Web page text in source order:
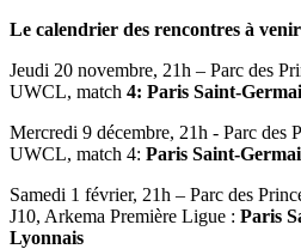
Le calendrier des rencontres à
Jeudi 20 novembre, 21h – Parc des
UWCL, match 4: Paris Saint-
Mercredi 9 décembre, 21h - Parc des
UWCL, match 4: Paris Saint-
Samedi 1 février, 21h – Parc des
J10, Arkema Première Ligue : Paris
Lyonnais